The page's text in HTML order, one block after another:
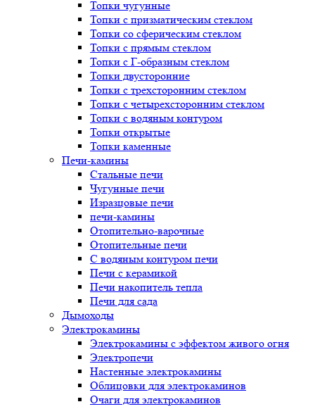
Топки чугунные
Топки с призматическим стеклом
Топки со сферическим стеклом
Топки с прямым стеклом
Топки с Г-образным стеклом
Топки двусторонние
Топки с трехсторонним стеклом
Топки с четырехсторонним стеклом
Топки с водяным контуром
Топки открытые
Топки каменные
Печи-камины
Стальные печи
Чугунные печи
Изразцовые печи
печи-камины
Отопительно-варочные
Отопительные печи
С водяным контуром печи
Печи с керамикой
Печи накопитель тепла
Печи для сада
Дымоходы
Электрокамины
Электрокамины с эффектом живого огня
Электропечи
Настенные электрокамины
Облицовки для электрокаминов
Очаги для электрокаминов